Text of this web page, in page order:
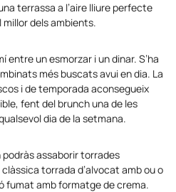
terrassa a l’aire lliure perfecte
millor dels ambients.
entre un esmorzar i un dinar. S’ha
més buscats avui en dia. La
i de temporada aconsegueix
fent del brunch una de les
dia de la setmana.
assaborir torrades
torrada d’alvocat amb ou o
fumat amb formatge de crema.